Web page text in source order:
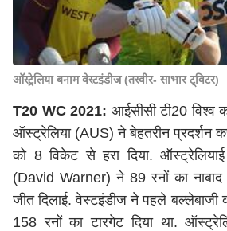
ऑस्ट्रेलिया बनाम वेस्टइंडीज (तस्वीर- साभार ट्विटर)
T20 WC 2021: आईसीसी टी20
ऑस्ट्रेलिया (AUS) ने बेहतरीन प्रदर्शन
को 8 विकेट से हरा दिया. ऑस्ट्रेलियाई
(David Warner) ने 89 रनों का नाबाद
जीत दिलाई. वेस्टइंडीज ने पहले
158 रनों का टारगेट दिया था.